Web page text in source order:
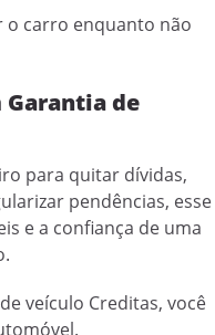
o carro enquanto não
Garantia de
para quitar dívidas,
pendências, esse
e a confiança de uma
veículo Creditas, você